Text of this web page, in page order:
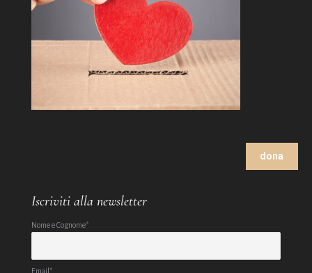
dona
Iscriviti alla newsletter
Nome e Cognome*
Email*